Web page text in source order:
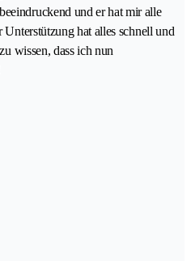
und er hat mir alle
hat alles schnell und
wissen, dass ich nun